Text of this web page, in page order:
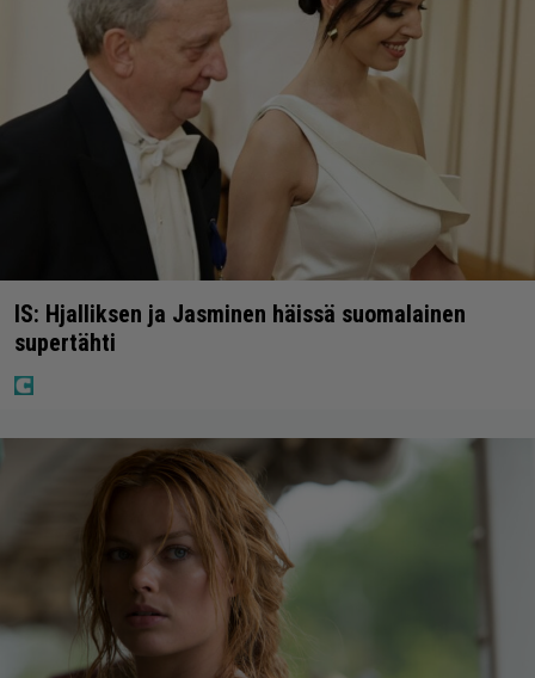
IS: Hjalliksen ja Jasminen häissä suomalainen
supertähti